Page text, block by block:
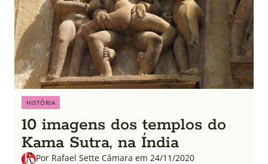
HISTÓRIA
10 imagens dos templos do
Kama Sutra, na Índia
Por Rafael Sette Câmara em 24/11/2020